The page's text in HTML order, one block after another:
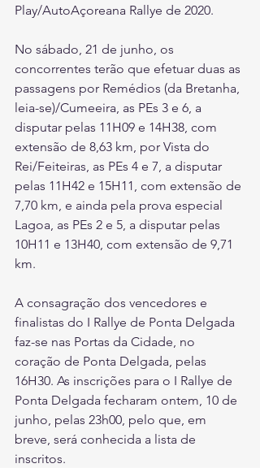
Play/AutoAçoreana Rallye de 2020.
No sábado, 21 de junho, os
concorrentes terão que efetuar duas as
passagens por Remédios (da Bretanha,
leia-se)/Cumeeira, as PEs 3 e 6, a
disputar pelas 11H09 e 14H38, com
extensão de 8,63 km, por Vista do
Rei/Feiteiras, as PEs 4 e 7, a disputar
pelas 11H42 e 15H11, com extensão de
7,70 km, e ainda pela prova especial
Lagoa, as PEs 2 e 5, a disputar pelas
10H11 e 13H40, com extensão de 9,71
km.
A consagração dos vencedores e
finalistas do I Rallye de Ponta Delgada
faz-se nas Portas da Cidade, no
coração de Ponta Delgada, pelas
16H30. As inscrições para o I Rallye de
Ponta Delgada fecharam ontem, 10 de
junho, pelas 23h00, pelo que, em
breve, será conhecida a lista de
inscritos.